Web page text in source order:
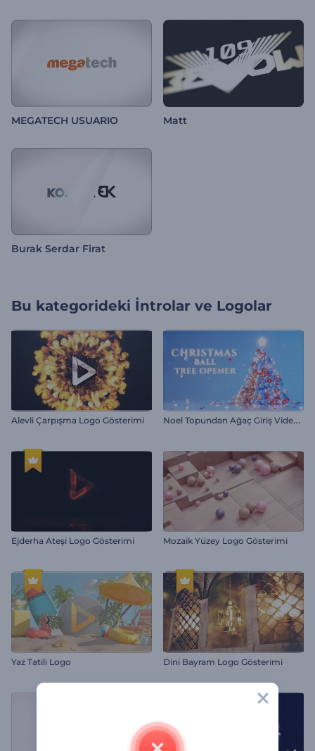
MEGATECH USUARIO Matt
Burak Serdar Firat
Bu kategorideki İntrolar ve Logolar
Alevli Çarpışma Logo Gösterimi N
oel Topundan Ağaç Giriş Videosu
Ejderha Ateşi Logo Gösterimi Mozaik Yüzey Logo Gösterimi
Yaz Tatili Logo Dini Bayram Logo Gösterimi